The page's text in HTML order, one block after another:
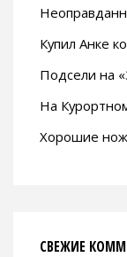
Купил Анке
Подсели на
На
Хорошие
СВЕЖИЕ